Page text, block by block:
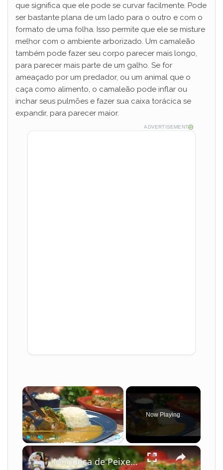
que significa que ele pode se curvar facilmente. Pode
ser bastante plana de um lado para o outro e com o
formato de uma folha. Isso permite que ele se misture
melhor com o ambiente arborizado. Um camaleão
também pode fazer seu corpo parecer mais longo,
para parecer mais parte de um galho. Se for
ameaçado por um predador, ou um animal que o
caça como alimento, o camaleão pode inflar ou
inchar seus pulmões e fazer sua caixa torácica se
expandir, para parecer maior.
ADVERTISEMENT
×
Fullscreen
Now Playing
×
Moqueca de Peixe com Leite de Coco e Camarão